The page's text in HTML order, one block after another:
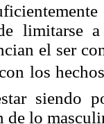
limitarse
el ser
los
siendo
de lo